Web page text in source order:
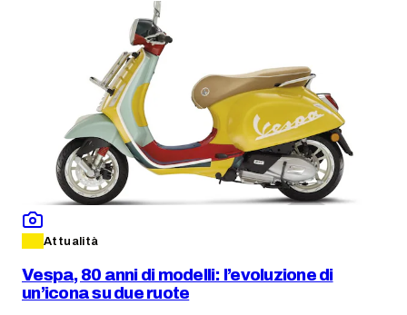
Attualità
Vespa, 80 anni di modelli: l’evoluzione di
un’icona su due ruote